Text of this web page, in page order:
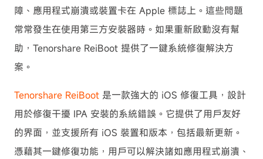
障、應用程式崩潰或裝置卡在 Apple 標誌上。這些問題
常常發生在使用第三方安裝器時。如果重新啟動沒有幫
助，Tenorshare ReiBoot 提供了一鍵系統修復解決方
案。
Tenorshare ReiBoot 是一款強大的 iOS 修復工具，設計
用於修復干擾 IPA 安裝的系統錯誤。它提供了用戶友好
的界面，並支援所有 iOS 裝置和版本，包括最新更新。
憑藉其一鍵修復功能，用戶可以解決諸如應用程式崩潰、